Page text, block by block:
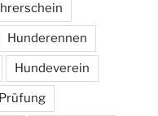
Hunderennen
Hundeverein
Prüfung